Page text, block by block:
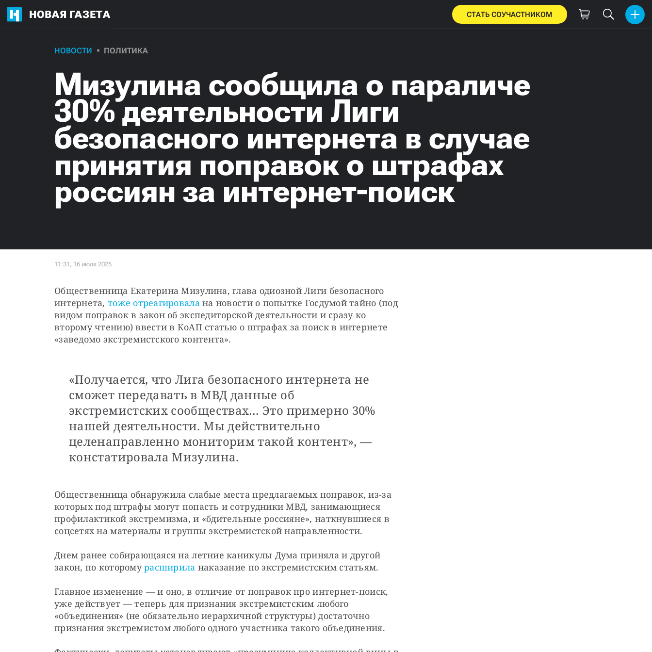
НОВАЯ ГАЗЕТА СТАТЬ СОУЧАСТНИКОМ
НОВОСТИ ПОЛИТИКА
Мизулина сообщила о параличе
30% деятельности Лиги
безопасного интернета в случае
принятия поправок о штрафах
россиян за интернет-поиск
Общественница Екатерина Мизулина, глава одиозной Лиги безопасного
интернета, тоже отреагировала на новости о попытке Госдумой тайно (под
видом поправок в закон об экспедиторской деятельности и сразу ко
второму чтению) ввести в КоАП статью о штрафах за поиск в интернете
«заведомо экстремистского контента».
«Получается, что Лига безопасного интернета не
сможет передавать в МВД данные об
экстремистских сообществах… Это примерно 30%
нашей деятельности. Мы действительно
целенаправленно мониторим такой контент», —
констатировала Мизулина.
Общественница обнаружила слабые места предлагаемых поправок, из-за
которых под штрафы могут попасть и сотрудники МВД, занимающиеся
профилактикой экстремизма, и «бдительные россияне», наткнувшиеся в
соцсетях на материалы и группы экстремистской направленности.
Днем ранее собирающаяся на летние каникулы Дума приняла и другой
закон, по которому расширила наказание по экстремистским статьям.
Главное изменение — и оно, в отличие от поправок про интернет-поиск,
уже действует — теперь для признания экстремистским любого
«объединения» (не обязательно иерархичной структуры) достаточно
признания экстремистом любого одного участника такого объединения.